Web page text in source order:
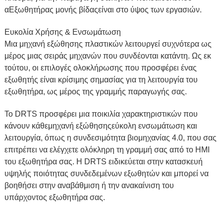
αΕξωθητήρας μονής βίδαςείναι στο ύψος των εργασιών.
Ευκολία Χρήσης & Ενσωμάτωση
Μια μηχανή εξώθησης πλαστικών λειτουργεί συχνότερα ως
μέρος μιας σειράς μηχανών που συνδέονται κατάντη. Ως εκ
τούτου, οι επιλογές ολοκλήρωσης που προσφέρει ένας
εξωθητής είναι κρίσιμης σημασίας για τη λειτουργία του
εξωθητήρα, ως μέρος της γραμμής παραγωγής σας.
Το DRTS προσφέρει μια ποικιλία χαρακτηριστικών που
κάνουν κάθεμηχανή εξώθησηςεύκολη ενσωμάτωση και
λειτουργία, όπως η συνδεσιμότητα βιομηχανίας 4.0, που σας
επιτρέπει να ελέγχετε ολόκληρη τη γραμμή σας από το HMI
του εξωθητήρα σας. Η DRTS ειδικεύεται στην κατασκευή
υψηλής ποιότητας συνδεδεμένων εξωθητών και μπορεί να
βοηθήσει στην αναβάθμιση ή την ανακαίνιση του
υπάρχοντος εξωθητήρα σας.